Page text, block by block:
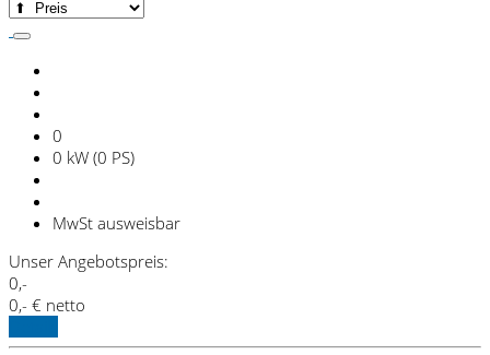
0
0 kW (0 PS)
MwSt ausweisbar
Unser Angebotspreis:
0,-
0,- € netto